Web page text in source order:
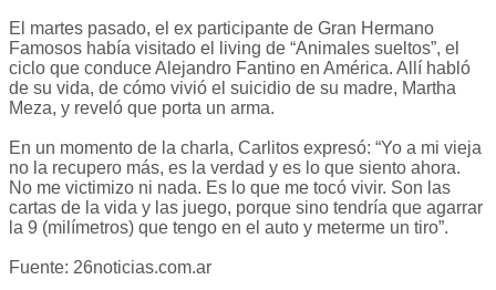
El martes pasado, el ex participante de Gran Hermano
Famosos había visitado el living de “Animales sueltos”, el
ciclo que conduce Alejandro Fantino en América. Allí habló
de su vida, de cómo vivió el suicidio de su madre, Martha
Meza, y reveló que porta un arma.
En un momento de la charla, Carlitos expresó: “Yo a mi vieja
no la recupero más, es la verdad y es lo que siento ahora.
No me victimizo ni nada. Es lo que me tocó vivir. Son las
cartas de la vida y las juego, porque sino tendría que agarrar
la 9 (milímetros) que tengo en el auto y meterme un tiro”.
Fuente: 26noticias.com.ar